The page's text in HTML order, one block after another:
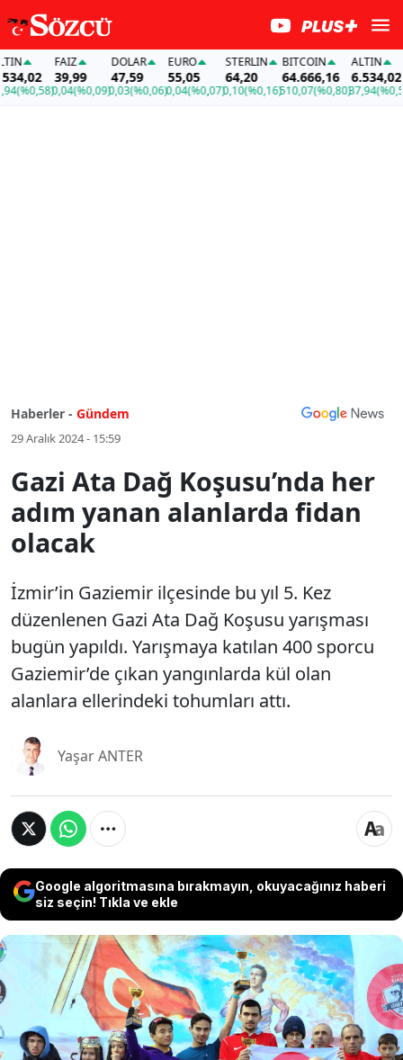
(%0,58)
FAİZ
39,99
0,04(%0,09)
DOLAR
47,59
0,03(%0,06)
EURO
55,05
0,04(%0,07)
STERLIN
64,20
0,10(%0,16)
BITCOIN
64.666,16
510,07(%0,80)
ALTIN
6.534,02
37,94(%0,58)
Haberler - Gündem
29 Aralık 2024 - 15:59
Gazi Ata Dağ Koşusu’nda her
adım yanan alanlarda fidan
olacak
İzmir’in Gaziemir ilçesinde bu yıl 5. Kez
düzenlenen Gazi Ata Dağ Koşusu yarışması
bugün yapıldı. Yarışmaya katılan 400 sporcu
Gaziemir’de çıkan yangınlarda kül olan
alanlara ellerindeki tohumları attı.
Yaşar ANTER
Google algoritmasına bırakmayın, okuyacağınız haberi
siz seçin! Tıkla ve ekle
İzmir’in Gaziemir ilçesinde bu yıl 5. Kez
düzenlenen Gazi Ata Dağ Koşusu yarışması
bugün yapıldı. Yarışmaya katılan 400 sporcu